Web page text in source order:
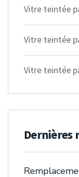
Vitre teintée
Vitre teintée
Vitre teintée
Dernières